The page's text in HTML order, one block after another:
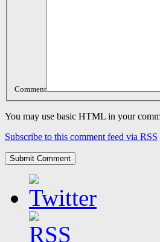
Comment
You may use basic HTML in your
Subscribe to this comment feed via RSS